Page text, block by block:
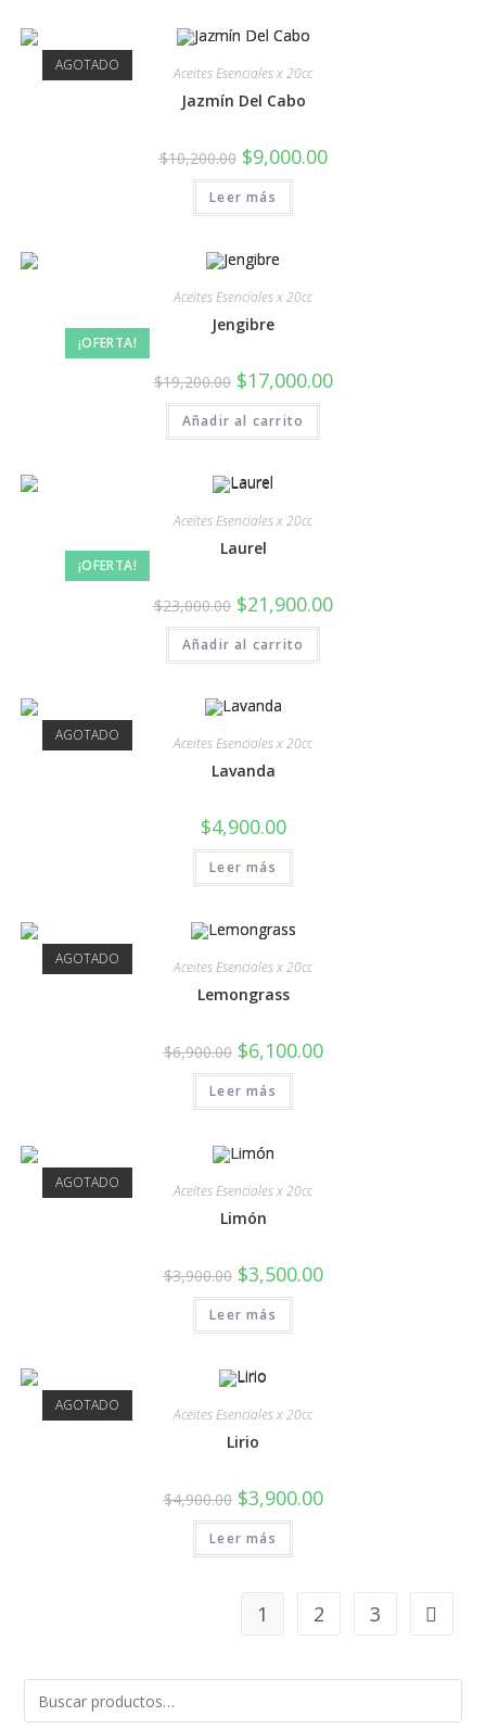
AGOTADO Aceites Esenciales x 20cc
Jazmín Del Cabo
$10,200.00 $9,000.00
Leer más
¡OFERTA!
Aceites Esenciales x 20cc
Jengibre
$19,200.00 $17,000.00
Añadir al carrito
¡OFERTA!
Aceites Esenciales x 20cc
Laurel
$23,000.00 $21,900.00
Añadir al carrito
AGOTADO Aceites Esenciales x 20cc
Lavanda
$4,900.00
Leer más
AGOTADO Aceites Esenciales x 20cc
Lemongrass
$6,900.00 $6,100.00
Leer más
AGOTADO Aceites Esenciales x 20cc
Limón
$3,900.00 $3,500.00
Leer más
AGOTADO Aceites Esenciales x 20cc
Lirio
$4,900.00 $3,900.00
Leer más
1 2 3